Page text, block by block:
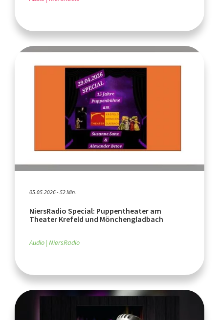
05.05.2026 - 52 Min.
NiersRadio Special: Puppentheater am
Theater Krefeld und Mönchengladbach
Audio NiersRadio